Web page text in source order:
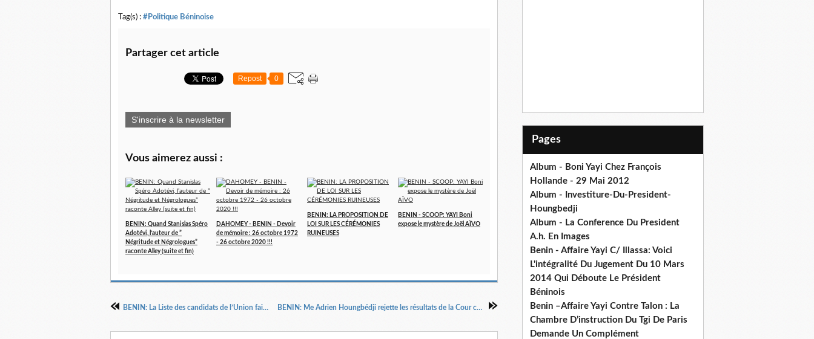
Tag(s) : #Politique Béninoise
Partager cet article
Repost 0
S'inscrire à la newsletter
Vous aimerez aussi :
BENIN: Quand Stanislas Spéro
Adotévi, l’auteur de ”
Négritude et Négrologues”
raconte Alley (suite et fin)
DAHOMEY - BENIN - Devoir
de mémoire : 26 octobre 1972
- 26 octobre 2020 !!!
BENIN: LA PROPOSITION DE
LOI SUR LES CÉRÉMONIES
RUINEUSES
BENIN - SCOOP: YAYI Boni
expose le mystère de Joël AÏVO
BENIN: La Liste des candidats de l’Union fait la Nation aux législatives de 2011 BENIN: Me Adrien Houngbédji rejette les résultats de la Cour constitutionnelle et lance un appel à la résistance
Pages
Album - Boni Yayi Chez François
Hollande - 29 Mai 2012
Album - Investiture-Du-President-
Houngbedji
Album - La Conference Du President
A.h. En Images
Benin - Affaire Yayi C/ Illassa: Voici
L'intégralité Du Jugement Du 10 Mars
2014 Qui Déboute Le Président
Béninois
Benin –Affaire Yayi Contre Talon : La
Chambre D’instruction Du Tgi De Paris
Demande Un Complément